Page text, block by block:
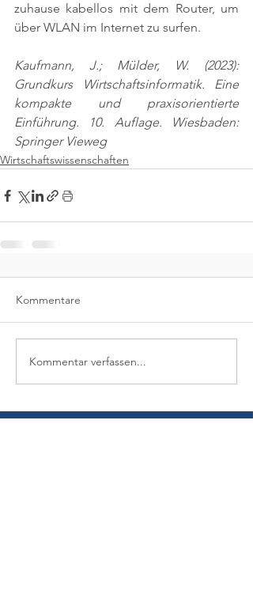
zuhause kabellos mit dem Router, um
über WLAN im Internet zu surfen.
Kaufmann, J.; Mülder, W. (2023):
Grundkurs Wirtschaftsinformatik. Eine
kompakte und praxisorientierte
Einführung. 10. Auflage. Wiesbaden:
Springer Vieweg
Wirtschaftswissenschaften
Kommentare
Kommentar verfassen...